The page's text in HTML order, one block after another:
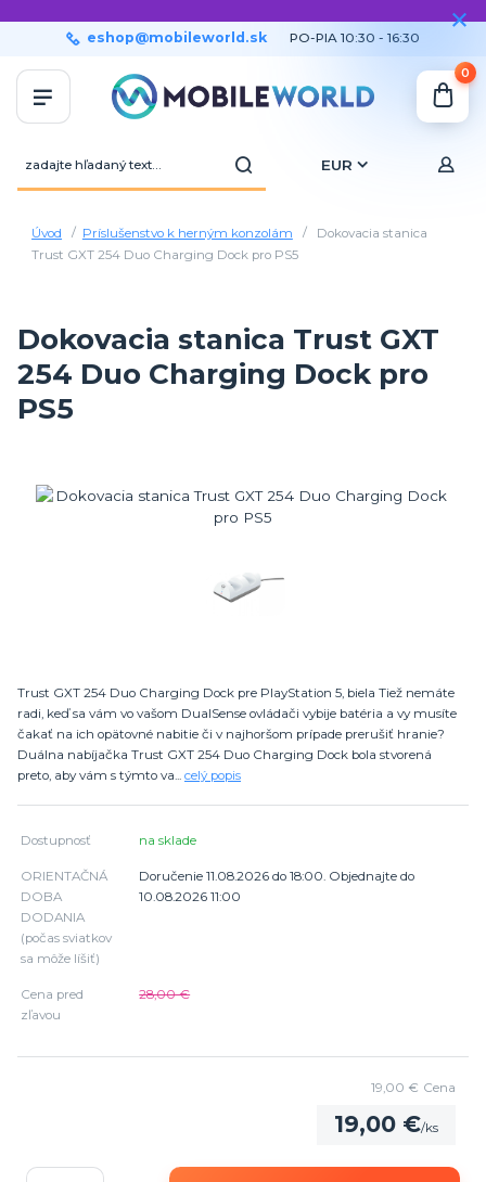
EUR
eshop@mobileworld.sk PO-PIA 10:30 - 16:30
0
Úvod Príslušenstvo k herným konzolám
Dokovacia stanica
Trust GXT 254 Duo Charging Dock pro PS5
Dokovacia stanica Trust GXT
254 Duo Charging Dock pro
PS5
Trust GXT 254 Duo Charging Dock pre PlayStation 5, biela Tiež nemáte
radi, keď sa vám vo vašom DualSense ovládači vybije batéria a vy musíte
čakať na ich opätovné nabitie či v najhoršom prípade prerušiť hranie?
Duálna nabíjačka Trust GXT 254 Duo Charging Dock bola stvorená
preto, aby vám s týmto va... celý popis
Dostupnosť na sklade
ORIENTAČNÁ
DOBA
DODANIA
(počas sviatkov
sa môže líšiť)
Doručenie 11.08.2026 do 18:00. Objednajte do
10.08.2026 11:00
Cena pred
zľavou
28,00 €
19,00 €/ks
19,00 € Cena